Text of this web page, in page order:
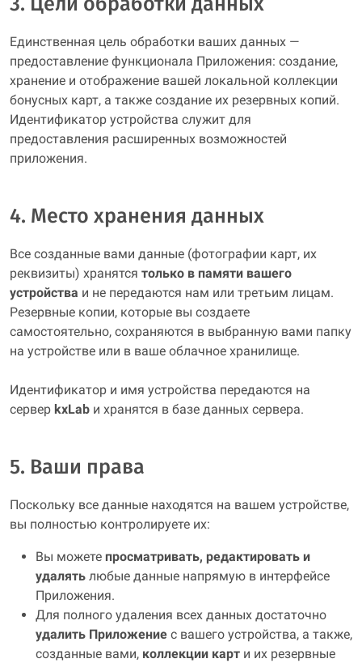
Единственная цель обработки ваших данных —
предоставление функционала Приложения: создание,
хранение и отображение вашей локальной коллекции
бонусных карт, а также создание их резервных копий.
Идентификатор устройства служит для
предоставления расширенных возможностей
приложения.
4. Место хранения данных
Все созданные вами данные (фотографии карт, их
реквизиты) хранятся только в памяти вашего
устройства и не передаются нам или третьим лицам.
Резервные копии, которые вы создаете
самостоятельно, сохраняются в выбранную вами папку
на устройстве или в ваше облачное хранилище.
Идентификатор и имя устройства передаются на
сервер kxLab и хранятся в базе данных сервера.
5. Ваши права
Поскольку все данные находятся на вашем устройстве,
вы полностью контролируете их:
Вы можете просматривать, редактировать и
удалять любые данные напрямую в интерфейсе
Приложения.
Для полного удаления всех данных достаточно
удалить Приложение с вашего устройства, а также,
созданные вами, коллекции карт и их резервные